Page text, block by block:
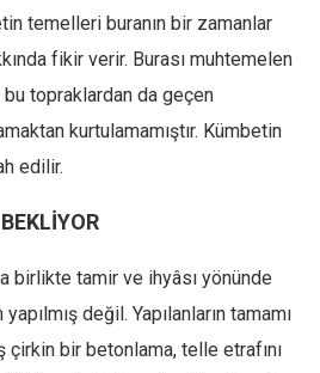
temelleri buranın bir zamanlar
fikir verir. Burası muhtemelen
bu topraklardan da geçen
kurtulamamıştır. Kümbetin
edilir.
birlikte tamir ve ihyâsı yönünde
değil. Yapılanların tamamı
çirkin bir betonlama, telle etrafını